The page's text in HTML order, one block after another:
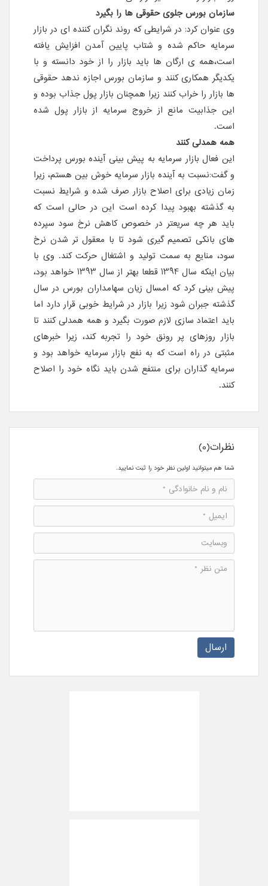
سازمان بورس جلوی حقوقی ها را بگیرد
وی عنوان کرد: در شرایطی که روند نگران کننده ای در بازار
سرمایه حاکم شده و شتاب پایین آمدن افزایش یافته
است،همه ی ارگان ها باید بازار را از خود دانسته و با
یکدیگر همکاری کنند و سازمان بورس اجازه ندهد حقوقی
ها بازار را خراب کنند زیرا همچنان بازار پول جذاب بوده و
این جذابیت مانع از خروج سرمایه از بازار پول شده
است.
همه همدلی کنند
این فعال بازار سرمایه به پیش بینی آینده بورس پرداخت
و گفت:نسبت به آینده بازار سرمایه خوش بین هستم، زیرا
زمان زیادی برای اصلاح بازار صرف شده و شرایط نسبت
به گذشته بهبود پیدا کرده است این در حالی است که
باید هر چه سریعتر در خصوص کاهش نرخ سود سپرده
های بانکی تصمیم گیری شود تا با معقول تر شدن نرخ
سود، منایع به سمت تولید و اشتغال حرکت کند. وی با
بیان اینکه سال 1394 قطعا بهتر از سال 1393 خواهد بود،
پیش بینی کرد که امسال زیان سهامداران بورس در سال
گذشته جبران شود زیرا بازار در شرایط خوبی قرار دارد اما
باید اعتماد سازی لازم صورت بگیرد و همه همدلی کنند تا
بازار روزهای پر رونق خود را تجربه کند، زیرا خبرهای
مثبتی در راه است که به نفع بازار سرمایه خواهد بود و
سرمایه گذاران برای منتفع شدن باید نگاه خود را اصلاح
کنند.
نظرات(0)
شما هم میتوانید اولین نظر خود را ثبت نمایید.
ارسال